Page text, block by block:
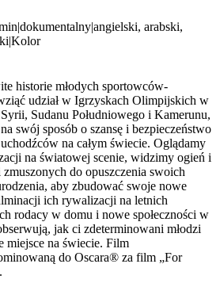
|dokumentalny|angielski, arabski,
|Kolor
historie młodych sportowców-
udział w Igrzyskach Olimpijskich w
Sudanu Południowego i Kamerunu,
swój sposób o szansę i bezpieczeństwo
na całym świecie. Oglądamy
na światowej scenie, widzimy ogień i
do opuszczenia swoich
aby zbudować swoje nowe
ich rywalizacji na letnich
rodacy w domu i nowe społeczności w
jak ci zdeterminowani młodzi
miejsce na świecie. Film
do Oscara® za film „For